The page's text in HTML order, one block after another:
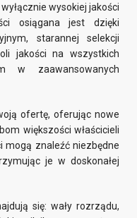
wysokiej jakości
osiągana jest dzięki
starannej selekcji
jakości na wszystkich
w zaawansowanych
ofertę, oferując nowe
większości właścicieli
mogą znaleźć niezbędne
je w doskonałej
się: wały rozrządu,